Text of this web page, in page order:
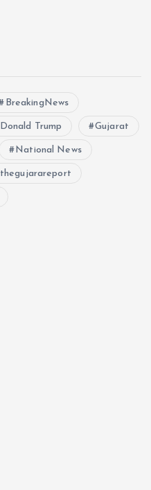
BreakingNews
Donald Trump Gujarat
National News
thegujarareport